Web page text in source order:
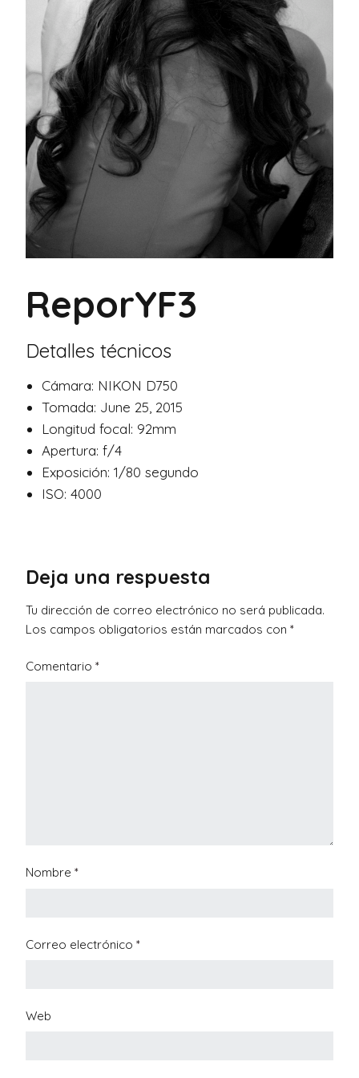
ReporYF3
Detalles técnicos
Cámara: NIKON D750
Tomada: June 25, 2015
Longitud focal: 92mm
Apertura: f/4
Exposición: 1/80 segundo
ISO: 4000
Deja una respuesta
Tu dirección de correo electrónico no será publicada.
Los campos obligatorios están marcados con *
Comentario *
Nombre *
Correo electrónico *
Web